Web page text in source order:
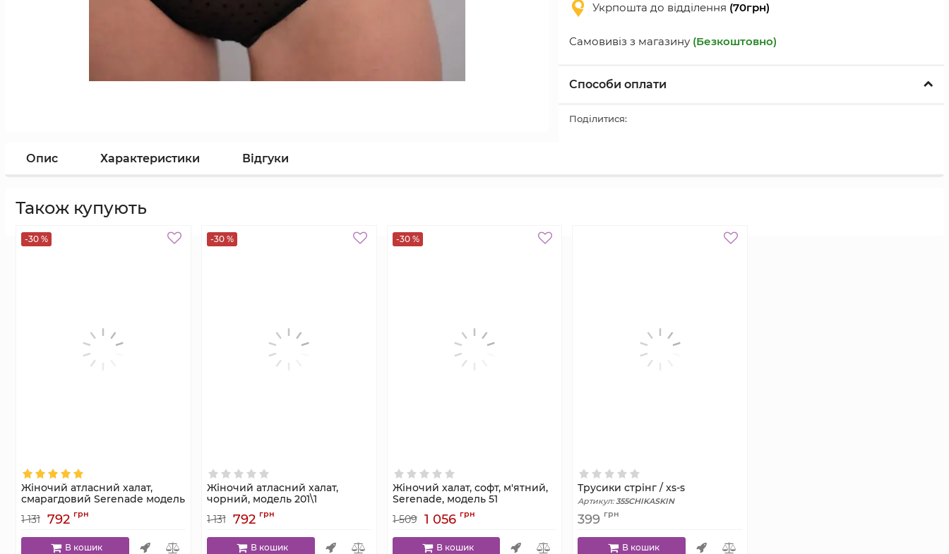
Укрпошта до відділення (70грн)
Самовивіз з магазину (Безкоштовно)
Способи оплати
Поділитися:
Опис Характеристики Відгуки
Також купують
-30 %
Жіночий атласний халат,
смарагдовий Serenade модель
Артикул:2121
1 131 792 грн
В кошик
-30 %
Жіночий атласний халат,
чорний, модель 201\1
Артикул:201\1
1 131 792 грн
В кошик
-30 %
Жіночий халат, софт, м'ятний,
Serenade, модель 51
Артикул: 51
1 509 1 056 грн
В кошик
Трусики стрінг / xs-s
Артикул:355CHIKASKIN
399 грн
В кошик